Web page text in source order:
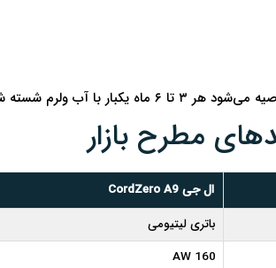
شده و کاملاً در محیط سایه خشک شود.
ال جی CordZero A9
باتری لیتیومی
160 AW